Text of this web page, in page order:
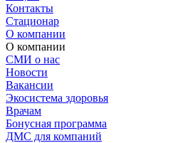
Контакты
Стационар
О компании
О компании
СМИ о нас
Новости
Вакансии
Экосистема здоровья
Врачам
Бонусная программа
ДМС для компаний